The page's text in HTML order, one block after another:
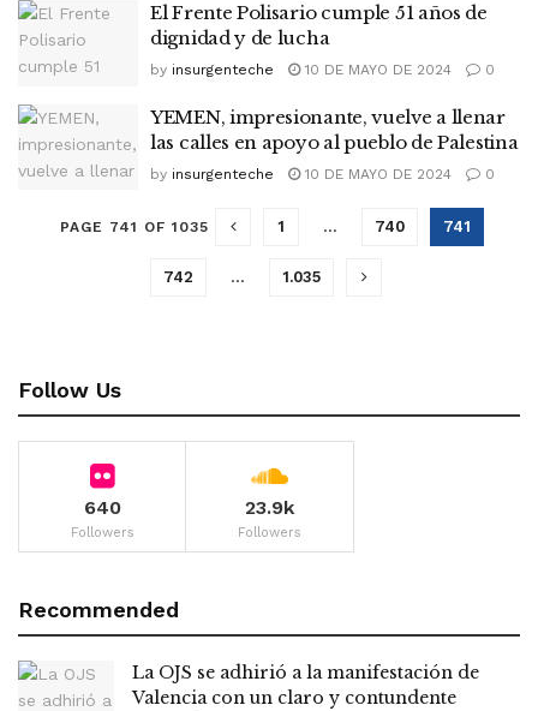
El Frente Polisario cumple 51 años de
dignidad y de lucha
by insurgenteche 10 DE MAYO DE 2024 0
YEMEN, impresionante, vuelve a llenar
las calles en apoyo al pueblo de Palestina
by insurgenteche 10 DE MAYO DE 2024 0
PAGE 741 OF 1035 1 … 740 741
742 … 1.035
Follow Us
640
Followers
23.9k
Followers
Recommended
La OJS se adhirió a la manifestación de
Valencia con un claro y contundente